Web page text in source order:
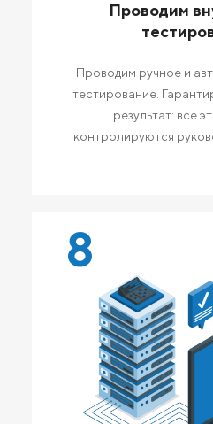
Проводим
Проводим ручное и
тестирование.
результат: все
контролируются
8